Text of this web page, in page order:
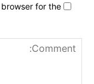
for the